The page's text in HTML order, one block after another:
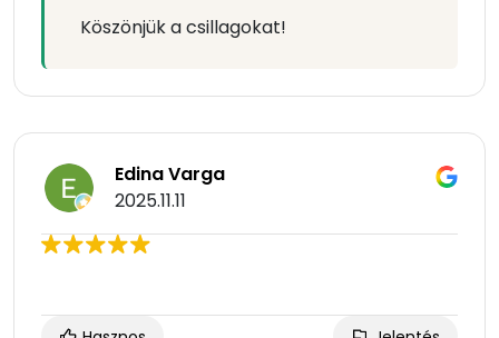
Köszönjük a csillagokat!
Edina Varga
2025.11.11